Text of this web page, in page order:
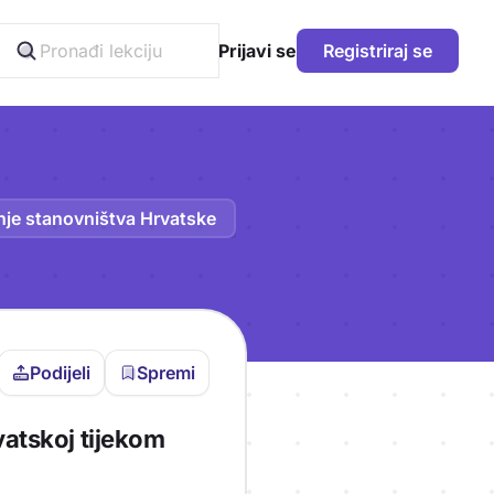
Prijavi se Registriraj se
stanovništva Hrvatske
Podijeli Spremi
da bi pohranio
tijekom